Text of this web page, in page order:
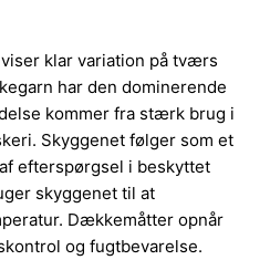
klar variation på tværs
har den dominerende
kommer fra stærk brug i
Skyggenet følger som et
efterspørgsel i beskyttet
skyggenet til at
Dækkemåtter opnår
og fugtbevarelse.